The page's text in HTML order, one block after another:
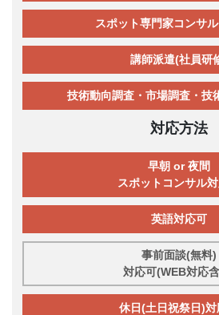
スポット専門家コンサ
講師派遣(社員研
技術動向調査・市場調査・技
対応方法
早朝 or 夜間
スポットコンサル
英語対応可
事前面談(無料)
対応可(WEB対応
休日(土日祝祭日)対